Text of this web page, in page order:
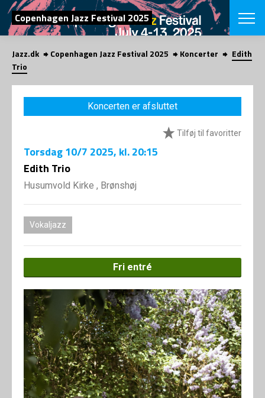
SØG
Copenhagen Jazz Festival 2025
English
VÆLG
VINTERJAZZ
Temaer
LOCATIONS
Om fonden
SHOP
Jazz.dk Copenhagen Jazz Festival 2025 Koncerter
Edith
Trio
Koncerten er afsluttet
Tilføj til favoritter
Torsdag10/7 2025, kl. 20:15
Edith Trio
Husumvold Kirke , Brønshøj
Vokaljazz
Fri entré